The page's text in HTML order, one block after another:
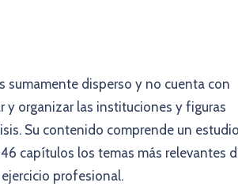
sumamente disperso y no cuenta con
y organizar las instituciones y figuras
Su contenido comprende un
capítulos los temas más relevantes
profesional.